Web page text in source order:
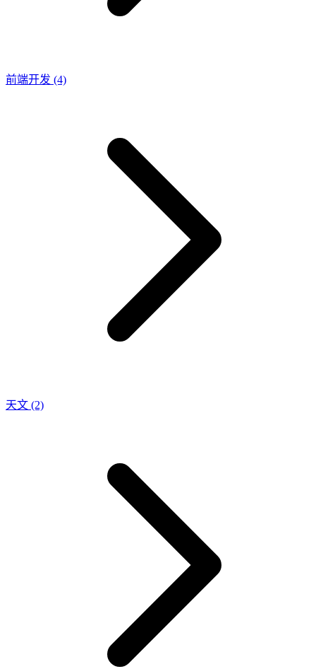
前端开发 (4)
天文 (2)